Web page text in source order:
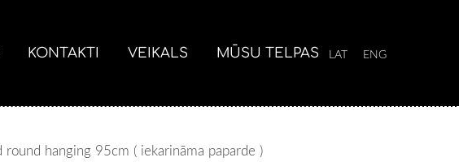
KONTAKTI VEIKALS MŪSU TELPAS LAT ENG
round hanging 95cm ( iekarināma paparde )